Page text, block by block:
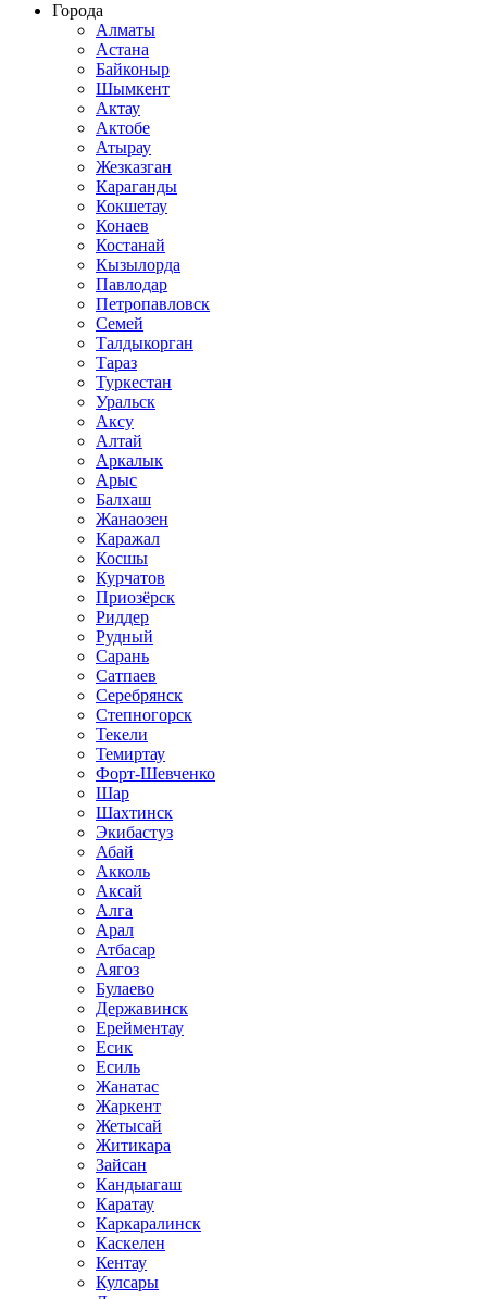
Города
Алматы
Астана
Байконыр
Шымкент
Актау
Актобе
Атырау
Жезказган
Караганды
Кокшетау
Конаев
Костанай
Кызылорда
Павлодар
Петропавловск
Семей
Талдыкорган
Тараз
Туркестан
Уральск
Аксу
Алтай
Аркалык
Арыс
Балхаш
Жанаозен
Каражал
Косшы
Курчатов
Приозёрск
Риддер
Рудный
Сарань
Сатпаев
Серебрянск
Степногорск
Текели
Темиртау
Форт-Шевченко
Шар
Шахтинск
Экибастуз
Абай
Акколь
Аксай
Алга
Арал
Атбасар
Аягоз
Булаево
Державинск
Ерейментау
Есик
Есиль
Жанатас
Жаркент
Жетысай
Житикара
Зайсан
Кандыагаш
Каратау
Каркаралинск
Каскелен
Кентау
Кулсары